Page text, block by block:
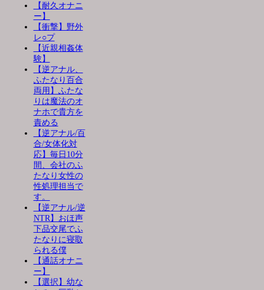
【耐久オナニ
ー】
【衝撃】野外
レ○プ
【近親相姦体
験】
【逆アナル、
ふたなり百合
両用】ふたな
りは魔法のオ
ナホで貴方を
責める
【逆アナル/百
合/女体化対
応】毎日10分
間、会社のふ
たなり女性の
性処理担当で
す。
【逆アナル/逆
NTR】おほ声
下品交尾でふ
たなりに寝取
られる僕
【通話オナニ
ー】
【選択】幼な